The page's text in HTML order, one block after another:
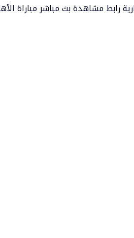
رابط مشاهدة بث مباشر مباراة